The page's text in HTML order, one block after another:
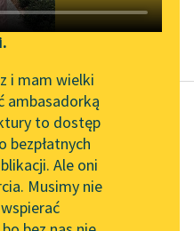
Zgłoś brak utworu
Narzędzia
Mapa Wolnych Lektur
Leśmianator
Przewodnik dla piszących i
czytających
i mam wielki
ambasadorką
to dostęp
bezpłatnych
Ale oni
Musimy nie
Poe'go
Edgar Allan Poe
Berenice
W najsłodszych dniach